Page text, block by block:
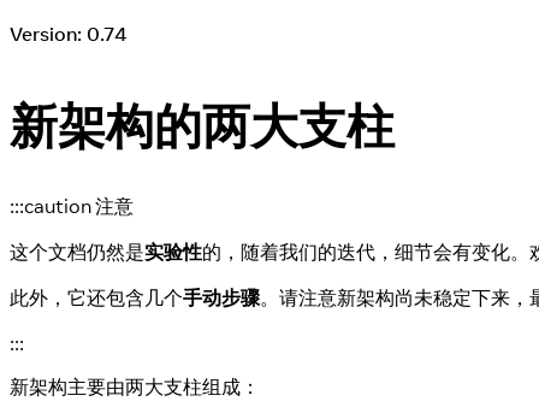
Version: 0.74
新架构的两大支柱
:::caution 注意
这个文档仍然是实验性的，随着我们的迭代，细节会有变化。
此外，它还包含几个手动步骤。请注意新架构尚未稳定下来
:::
新架构主要由两大支柱组成：